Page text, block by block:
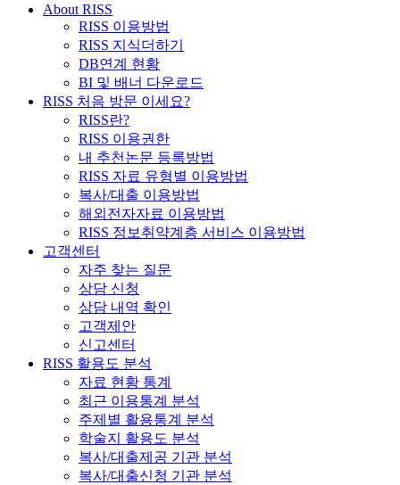
About RISS
RISS 이용방법
RISS 지식더하기
DB연계 현황
BI 및 배너 다운로드
RISS 처음 방문 이세요?
RISS란?
RISS 이용권한
내 추천논문 등록방법
RISS 자료 유형별 이용방법
복사/대출 이용방법
해외전자자료 이용방법
RISS 정보취약계층 서비스 이용방법
고객센터
자주 찾는 질문
상담 신청
상담 내역 확인
고객제안
신고센터
RISS 활용도 분석
자료 현황 통계
최근 이용통계 분석
주제별 활용통계 분석
학술지 활용도 분석
복사/대출제공 기관 분석
복사/대출신청 기관 분석